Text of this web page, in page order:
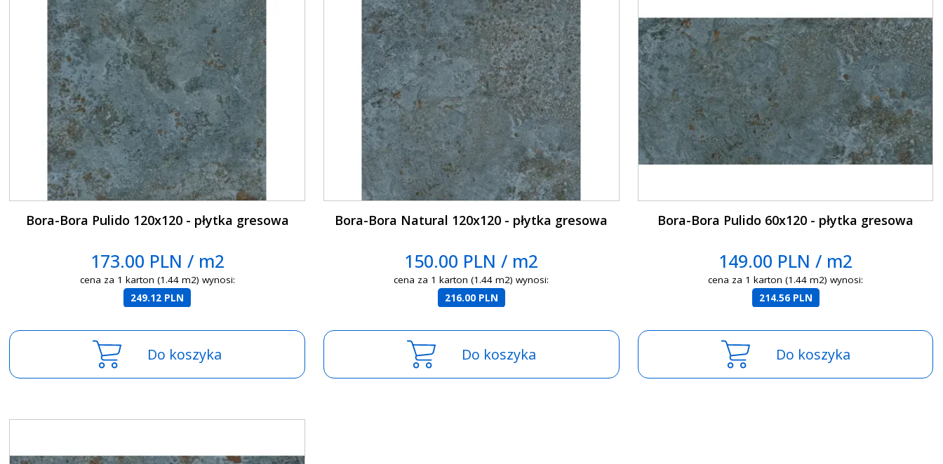
Bora-Bora Pulido 120x120 - płytka gresowa
173.00 PLN / m2
cena za 1 karton (1.44 m2) wynosi:
249.12 PLN
Do koszyka
Bora-Bora Natural 120x120 - płytka gresowa
150.00 PLN / m2
cena za 1 karton (1.44 m2) wynosi:
216.00 PLN
Do koszyka
Bora-Bora Pulido 60x120 - płytka gresowa
149.00 PLN / m2
cena za 1 karton (1.44 m2) wynosi:
214.56 PLN
Do koszyka